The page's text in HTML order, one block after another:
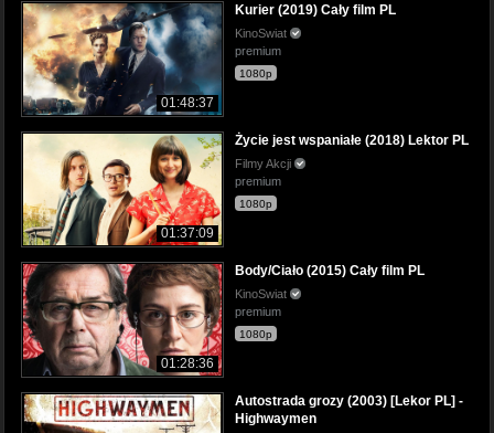
01:48:37
Kurier (2019) Cały film PL
KinoSwiat
premium
1080p
01:37:09
Życie jest wspaniałe (2018) Lektor PL
Filmy Akcji
premium
1080p
01:28:36
Body/Ciało (2015) Cały film PL
KinoSwiat
premium
1080p
Autostrada grozy (2003) [Lekor PL] -
Highwaymen